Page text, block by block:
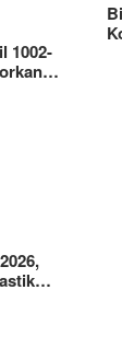
1002-